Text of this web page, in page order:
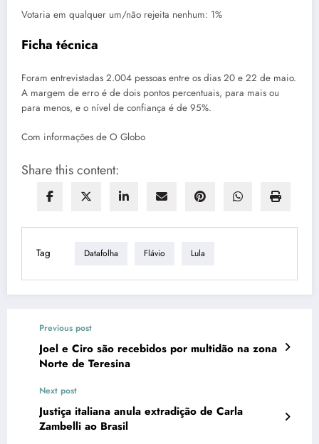
Votaria em qualquer um/não rejeita nenhum: 1%
Ficha técnica
Foram entrevistadas 2.004 pessoas entre os dias 20 e 22 de maio.
A margem de erro é de dois pontos percentuais, para mais ou
para menos, e o nível de confiança é de 95%.
Com informações de O Globo
Share this content:
Tag Datafolha Flávio Lula
Previous post
Joel e Ciro são recebidos por multidão na zona
Norte de Teresina
Next post
Justiça italiana anula extradição de Carla
Zambelli ao Brasil